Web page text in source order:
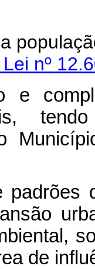
nº
e
padrões
de